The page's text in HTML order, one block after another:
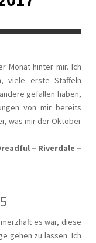
Monat hinter mir. Ich
viele erste Staffeln
gefallen haben,
von mir bereits
was mir der Oktober
– Riverdale –
es war, diese
gehen zu lassen. Ich